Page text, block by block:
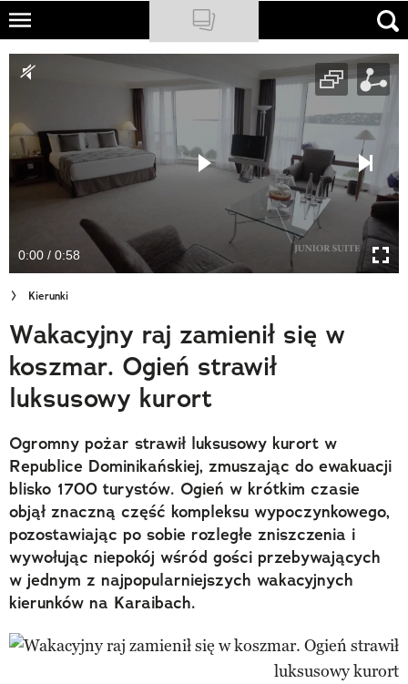
Skip
main
NATIONAL GEOGRAPHIC
PODCASTY
Sklep
Cuda Polski
Wielki Konkurs Fotograficzny
Trendbook Podróżniczy
Polecane
0:00 / 0:58
Kierunki
Wakacyjny raj zamienił się w
koszmar. Ogień strawił
luksusowy kurort
Ogromny pożar strawił luksusowy kurort w
Republice Dominikańskiej, zmuszając do ewakuacji
blisko 1700 turystów. Ogień w krótkim czasie
objął znaczną część kompleksu wypoczynkowego,
pozostawiając po sobie rozległe zniszczenia i
wywołując niepokój wśród gości przebywających
w jednym z najpopularniejszych wakacyjnych
kierunków na Karaibach.